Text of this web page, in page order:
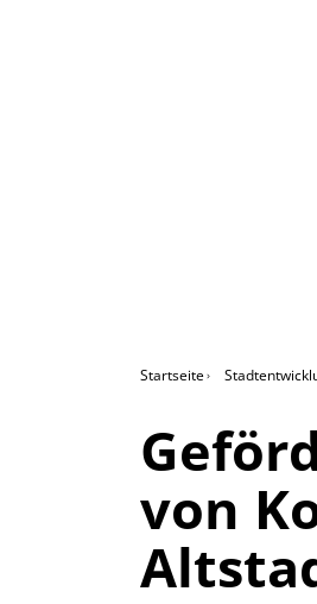
Startseite
von